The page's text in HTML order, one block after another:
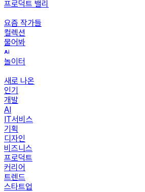
프로덕트 밸리
요즘 작가들
컬렉션
물어봐
놀이터
새로 나온
인기
개발
AI
IT서비스
기획
디자인
비즈니스
프로덕트
커리어
트렌드
스타트업